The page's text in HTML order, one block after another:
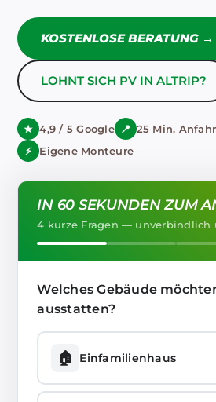
KOSTENLOSE BERATUNG →
LOHNT SICH PV IN ALTRIP?
★ 4,9 / 5 Google 📍 25 Min.
⚡
Eigene Monteure
IN 60 SEKUNDEN ZUM
4 kurze Fragen — unverbindlich
Welches Gebäude
ausstatten?
🏠 Einfamilienhaus